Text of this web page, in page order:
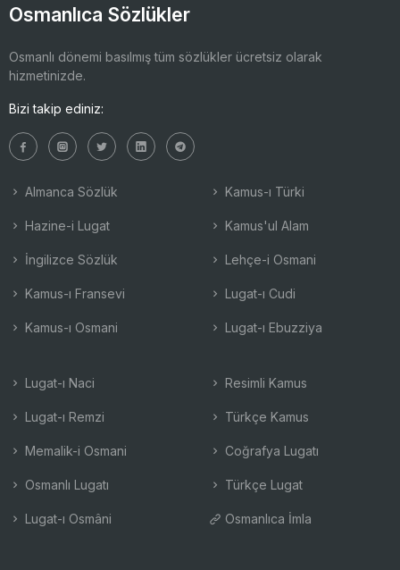
Osmanlıca Sözlükler
Osmanlı dönemi basılmış tüm sözlükler ücretsiz olarak
hizmetinizde.
Bizi takip ediniz:
Almanca Sözlük
Hazine-i Lugat
İngilizce Sözlük
Kamus-ı Fransevi
Kamus-ı Osmani
Kamus-ı Türki
Kamus'ul Alam
Lehçe-i Osmani
Lugat-ı Cudi
Lugat-ı Ebuzziya
Lugat-ı Naci
Lugat-ı Remzi
Memalik-i Osmani
Osmanlı Lugatı
Lugat-ı Osmâni
Resimli Kamus
Türkçe Kamus
Coğrafya Lugatı
Türkçe Lugat
Osmanlıca İmla